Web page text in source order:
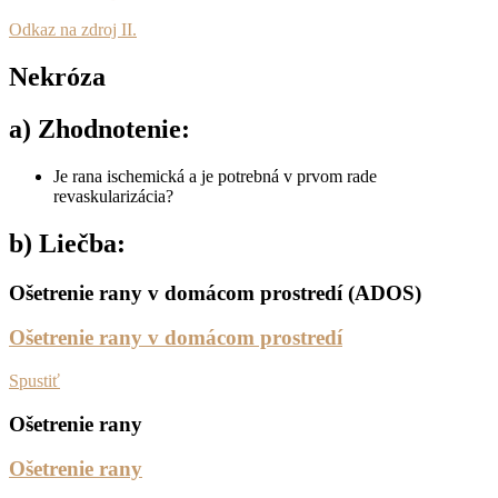
Odkaz na zdroj II.
Nekróza
a) Zhodnotenie:
Je rana ischemická a je potrebná v prvom rade
revaskularizácia?
b) Liečba:
Ošetrenie rany v domácom prostredí (ADOS)
Ošetrenie rany v domácom prostredí
Spustiť
Ošetrenie rany
Ošetrenie rany